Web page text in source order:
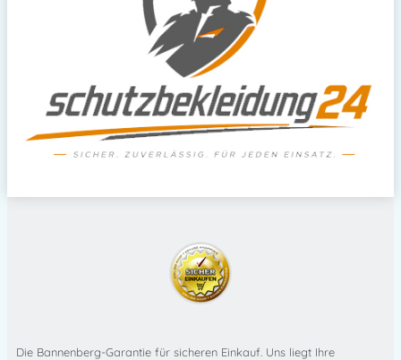
Die Bannenberg-Garantie für sicheren Einkauf. Uns liegt Ihre